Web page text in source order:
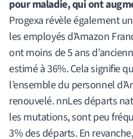
pour maladie, qui ont
Progexa révèle également
les employés d’Amazon
ont moins de 5 ans
estimé à 36%. Cela signifie
l’ensemble du personnel
renouvelé. nnLes départs
les mutations, sont peu
3% des départs. En